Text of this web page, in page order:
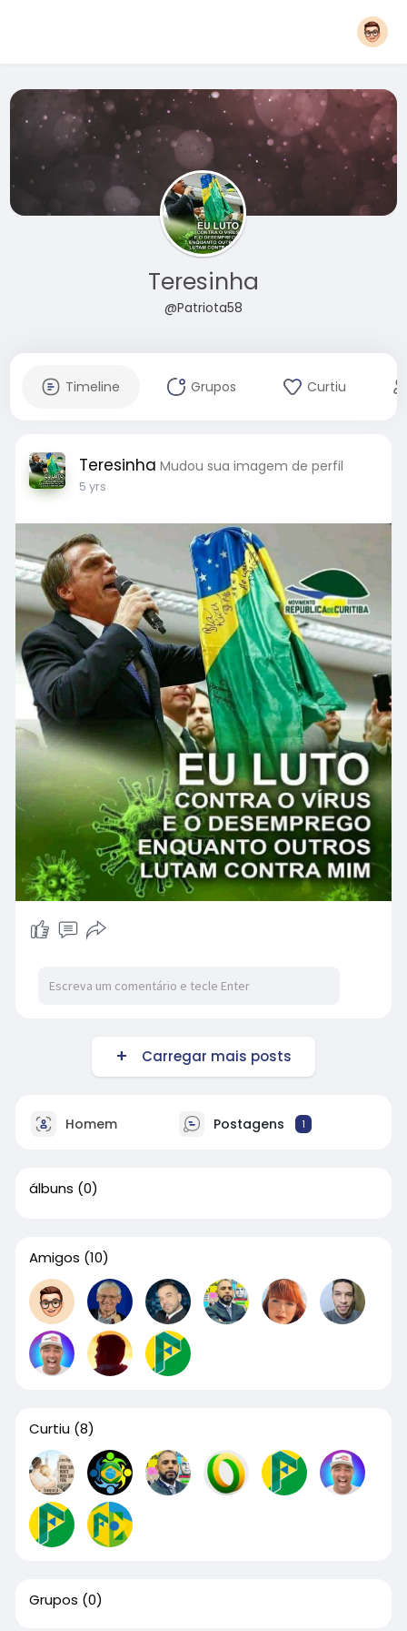
Teresinha
@Patriota58
Timeline Grupos Curtiu
Teresinha Mudou sua imagem de perfil
5 yrs
Carregar mais posts
Homem Postagens 1
álbuns (0)
Amigos (10)
Curtiu (8)
Grupos (0)